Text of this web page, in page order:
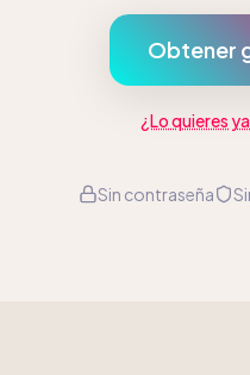
Obtener
¿Lo quieres
Sin contraseña